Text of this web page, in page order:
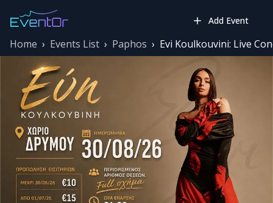
Add Event
Home › Events List › Paphos › Evi Koulkouvini: Live